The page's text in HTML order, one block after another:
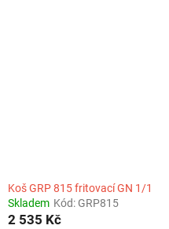
Koš GRP 815 fritovací GN 1/1
Skladem Kód: GRP815
2 535 Kč